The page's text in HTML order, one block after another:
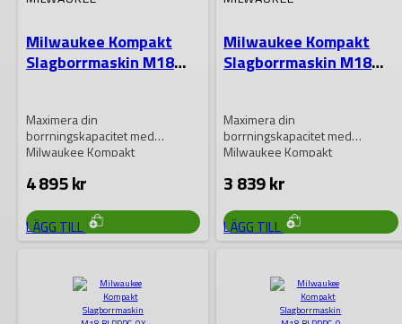
Milwaukee Kompakt
Slagborrmaskin M18
Maximera din
borrningskapacitet med
Milwaukee Kompakt
402C! Kombinerar kraftfull
design….
4 895kr
LÄGG TILL
Milwaukee Kompakt
Slagborrmaskin M18
Maximera din
borrningskapacitet med
Milwaukee Kompakt
202C! Kombinerar kraftfull
design….
3 839kr
LÄGG TILL